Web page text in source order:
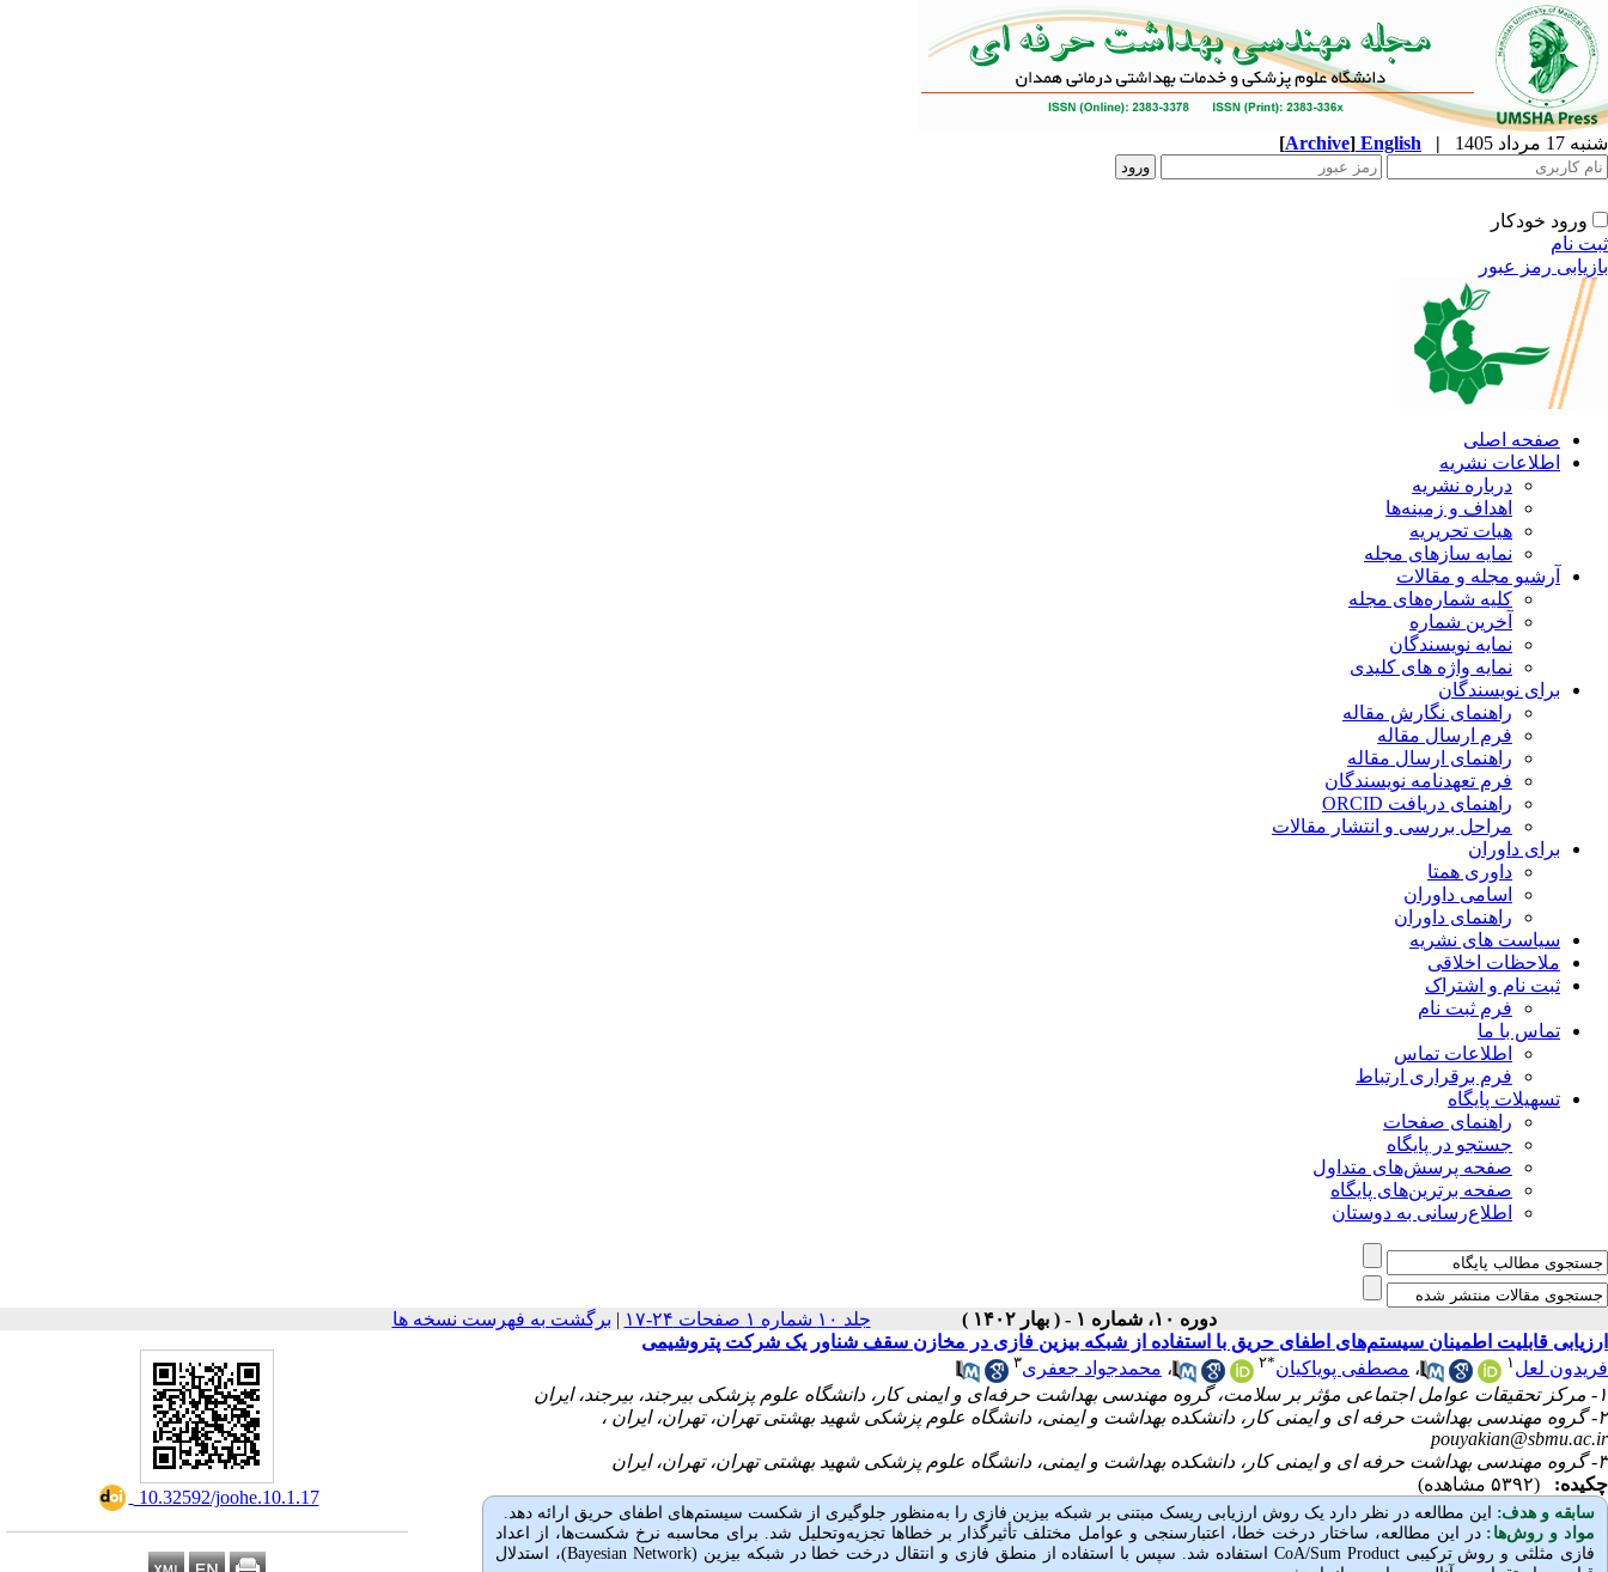
شنبه 17 مرداد 1405 |
English
[Archive]
ورود خودکار
ثبت نام
بازیابی رمز عبور
صفحه اصلی
اطلاعات نشریه
درباره نشریه
اهداف و زمینه‌ها
هیات تحریریه
نمایه سازهای مجله
آرشیو مجله و مقالات
کلیه شماره‌های مجله
آخرین شماره
نمایه نویسندگان
نمایه واژه های کلیدی
برای نویسندگان
راهنمای نگارش مقاله
فرم ارسال مقاله
راهنمای ارسال مقاله
فرم تعهدنامه نویسندگان
راهنمای دریافت ORCID
مراحل بررسی و انتشار مقالات
برای داوران
داوری همتا
اسامی داوران
راهنمای داوران
سیاست های نشریه
ملاحظات اخلاقی
ثبت نام و اشتراک
فرم ثبت نام
تماس با ما
اطلاعات تماس
فرم برقراری ارتباط
تسهیلات پایگاه
راهنمای صفحات
جستجو در پایگاه
صفحه پرسش‌های متداول
صفحه برترین‌های پایگاه
اطلاع‌رسانی به دوستان
دوره ۱۰، شماره ۱ - ( بهار ۱۴۰۲ ) جلد ۱۰ شماره ۱ صفحات ۲۴-۱۷ | برگشت به فهرست نسخه ها
‎ 10.32592/joohe.10.1.17
ارزیابی قابلیت اطمینان سیستم‌های اطفای حریق با استفاده از شبکه بیزین فازی در مخازن سقف شناور یک شرکت پتروشیمی
فریدون لعل ۱ ، مصطفی پویاکیان*۲ ، محمدجواد جعفری۳
۱- مرکز تحقیقات عوامل اجتماعی مؤثر بر سلامت، گروه مهندسی بهداشت حرفه‌ای و ایمنی کار، دانشگاه علوم پزشکی بیرجند، بیرجند، ایران
۲- گروه مهندسی بهداشت حرفه ای و ایمنی کار، دانشکده بهداشت و ایمنی، دانشگاه علوم پزشکی شهید بهشتی تهران، تهران، ایران ،
pouyakian@sbmu.ac.ir
۳- گروه مهندسی بهداشت حرفه ای و ایمنی کار، دانشکده بهداشت و ایمنی، دانشگاه علوم پزشکی شهید بهشتی تهران، تهران، ایران
چکیده:
(۵۳۹۲ مشاهده)
سابقه و هدف: این مطالعه در نظر دارد یک روش ارزیابی ریسک مبتنی بر شبکه بیزین فازی را به‌منظور جلوگیری از شکست سیستم‌های اطفای حریق ارائه دهد.
مواد و روش‌‌ها: در این مطالعه، ساختار درخت خطا، اعتبارسنجی و عوامل مختلف تأثیرگذار بر خطاها تجزیه‌وتحلیل شد. برای محاسبه نرخ شکست‌ها، از اعداد
فازی مثلثی و روش ترکیبیCoA/Sum Product استفاده شد. سپس با استفاده از منطق فازی و انتقال درخت خطا در شبکه بیزین (Bayesian Network)، استدلال